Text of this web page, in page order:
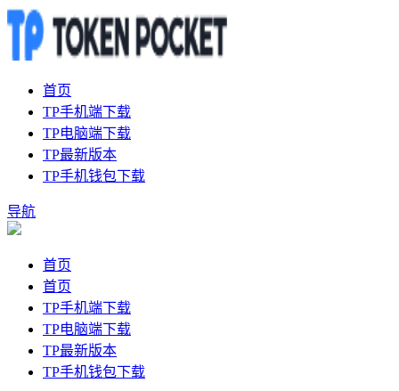
首页
TP手机端下载
TP电脑端下载
TP最新版本
TP手机钱包下载
导航
首页
首页
TP手机端下载
TP电脑端下载
TP最新版本
TP手机钱包下载